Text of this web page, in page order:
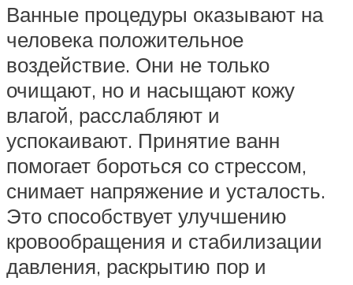
Ванные процедуры оказывают на
человека положительное
воздействие. Они не только
очищают, но и насыщают кожу
влагой, расслабляют и
успокаивают. Принятие ванн
помогает бороться со стрессом,
снимает напряжение и усталость.
Это способствует улучшению
кровообращения и стабилизации
давления, раскрытию пор и